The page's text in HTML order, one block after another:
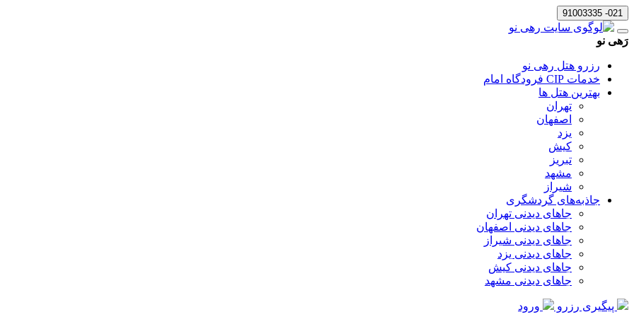
021- 91003335
رَهی نو
رزرو هتل رهی نو
خدمات CIP فرودگاه امام
بهترین هتل ها
تهران
اصفهان
یزد
کیش
تبریز
مشهد
شیراز
جاذبه‌های گردشگری
جاهای دیدنی تهران
جاهای دیدنی اصفهان
جاهای دیدنی شیراز
جاهای دیدنی یزد
جاهای دیدنی کیش
جاهای دیدنی مشهد
پیگیری رزرو ورود